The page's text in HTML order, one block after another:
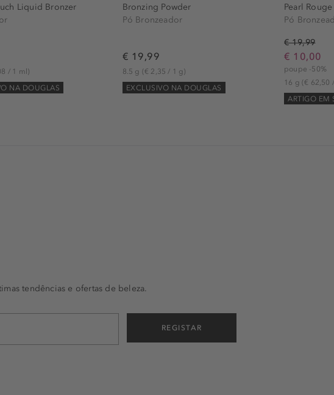
Liquid Bronzer
/ 1 ml)
NA DOUGLAS
Bronzing Powder
Pó Bronzeador
€ 19,99
8.5 g (€ 2,35 / 1 g)
EXCLUSIVO NA DOUGLAS
Pearl
Pó
€ 19,99
€ 10,00
poupe -50%
16 g (€ 62,50
ARTIGO EM
tendências e ofertas de beleza.
REGISTAR